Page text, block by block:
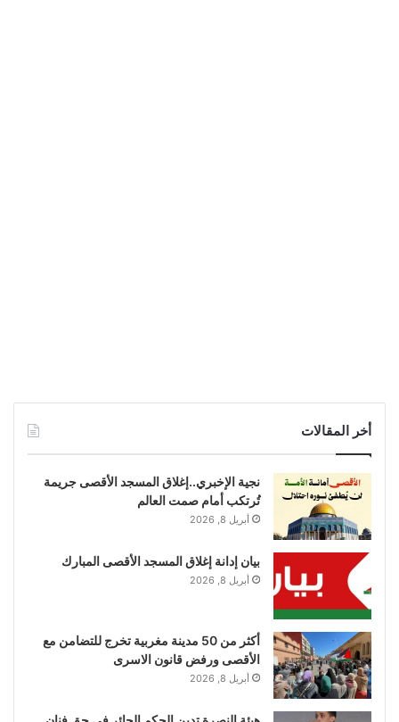
أخر المقالات
نجية الإخبري..إغلاق المسجد الأقصى جريمة
تُرتكب أمام صمت العالم
أبريل 8, 2026
بيان إدانة إغلاق المسجد الأقصى المبارك
أبريل 8, 2026
أكثر من 50 مدينة مغربية تخرج للتضامن مع
الأقصى ورفض قانون الاسرى
أبريل 8, 2026